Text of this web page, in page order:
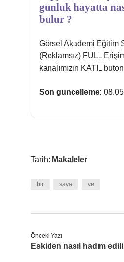
gunluk hayatta
bulur ?
Görsel Akademi Eğitim
(Reklamsız) FULL
kanalımızın KATIL
Son guncelleme:
Tarih: Makaleler
bir sava ve
Önceki Yazı
Eskiden nasıl hadım